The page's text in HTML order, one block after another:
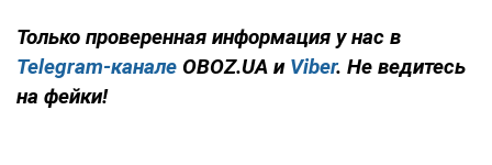
Только проверенная информация у нас в
Telegram-канале OBOZ.UA и Viber. Не ведитесь
на фейки!